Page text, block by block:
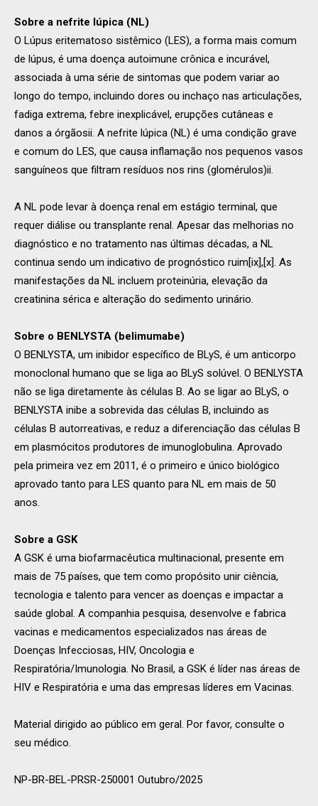
Sobre a nefrite lúpica (NL)
O Lúpus eritematoso sistêmico (LES), a forma mais comum
de lúpus, é uma doença autoimune crônica e incurável,
associada à uma série de sintomas que podem variar ao
longo do tempo, incluindo dores ou inchaço nas articulações,
fadiga extrema, febre inexplicável, erupções cutâneas e
danos a órgãosii. A nefrite lúpica (NL) é uma condição grave
e comum do LES, que causa inflamação nos pequenos vasos
sanguíneos que filtram resíduos nos rins (glomérulos)ii.
A NL pode levar à doença renal em estágio terminal, que
requer diálise ou transplante renal. Apesar das melhorias no
diagnóstico e no tratamento nas últimas décadas, a NL
continua sendo um indicativo de prognóstico ruim[ix],[x]. As
manifestações da NL incluem proteinúria, elevação da
creatinina sérica e alteração do sedimento urinário.
Sobre o BENLYSTA (belimumabe)
O BENLYSTA, um inibidor específico de BLyS, é um anticorpo
monoclonal humano que se liga ao BLyS solúvel. O BENLYSTA
não se liga diretamente às células B. Ao se ligar ao BLyS, o
BENLYSTA inibe a sobrevida das células B, incluindo as
células B autorreativas, e reduz a diferenciação das células B
em plasmócitos produtores de imunoglobulina. Aprovado
pela primeira vez em 2011, é o primeiro e único biológico
aprovado tanto para LES quanto para NL em mais de 50
anos.
Sobre a GSK
A GSK é uma biofarmacêutica multinacional, presente em
mais de 75 países, que tem como propósito unir ciência,
tecnologia e talento para vencer as doenças e impactar a
saúde global. A companhia pesquisa, desenvolve e fabrica
vacinas e medicamentos especializados nas áreas de
Doenças Infecciosas, HIV, Oncologia e
Respiratória/Imunologia. No Brasil, a GSK é líder nas áreas de
HIV e Respiratória e uma das empresas líderes em Vacinas.
Material dirigido ao público em geral. Por favor, consulte o
seu médico.
NP-BR-BEL-PRSR-250001 Outubro/2025